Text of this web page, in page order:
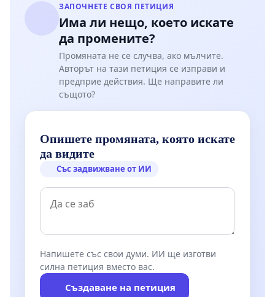
ЗАПОЧНЕТЕ СВОЯ ПЕТИЦИЯ
Има ли нещо, което искате
да промените?
Промяната не се случва, ако мълчите.
Авторът на тази петиция се изправи и
предприе действия. Ще направите ли
същото?
Опишете промяната, която искате
да видите
Със задвижване от ИИ
Напишете със свои думи. ИИ ще изготви
силна петиция вместо вас.
Създаване на петиция